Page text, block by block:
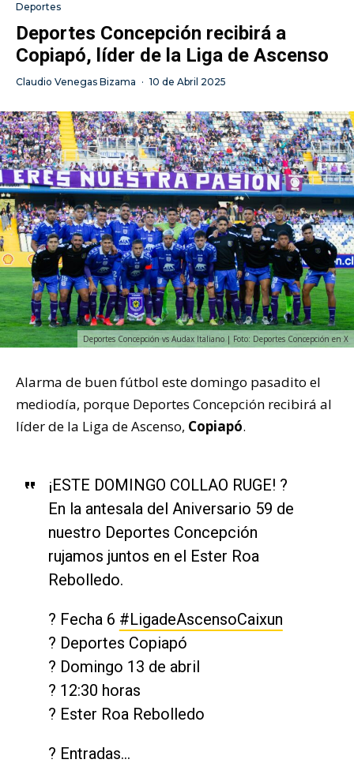
Deportes
Deportes Concepción recibirá a
Copiapó, líder de la Liga de Ascenso
Claudio Venegas Bizama · 10 de Abril 2025
Deportes Concepción vs Audax Italiano | Foto: Deportes Concepción en X
Alarma de buen fútbol este domingo pasadito el
mediodía, porque Deportes Concepción recibirá al
líder de la Liga de Ascenso, Copiapó.
¡ESTE DOMINGO COLLAO RUGE! ?
En la antesala del Aniversario 59 de
nuestro Deportes Concepción
rujamos juntos en el Ester Roa
Rebolledo.
? Fecha 6 #LigadeAscensoCaixun
? Deportes Copiapó
? Domingo 13 de abril
? 12:30 horas
?️ Ester Roa Rebolledo
? Entradas…